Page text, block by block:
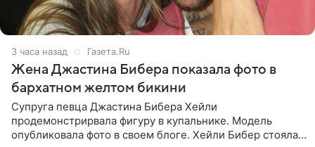
3 часа назад Газета.Ru
Жена Джастина Бибера показала фото в
бархатном желтом бикини
Супруга певца Джастина Бибера Хейли
продемонстрирвала фигуру в купальнике. Модель
опубликовала фото в своем блоге. Хейли Бибер стояла